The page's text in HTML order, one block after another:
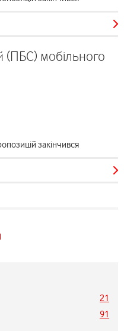
(ПБС) мобільного
закінчився
21
91